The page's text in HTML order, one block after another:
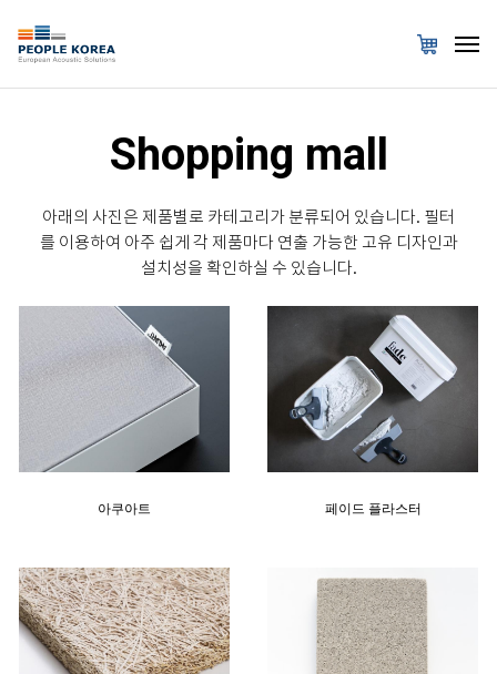
Shopping mall
아래의 사진은 제품별로 카테고리가 분류되어 있습니다. 필터
를 이용하여 아주 쉽게 각 제품마다 연출 가능한 고유 디자인과
설치성을 확인하실 수 있습니다.
아쿠아트 페이드 플라스터